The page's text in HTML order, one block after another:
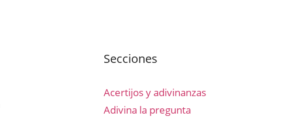
Secciones
Acertijos y adivinanzas
Adivina la pregunta